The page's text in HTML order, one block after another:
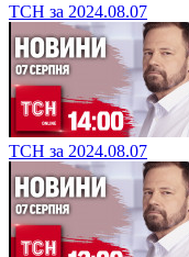
ТСН за 2024.08.07
ТСН за 2024.08.07